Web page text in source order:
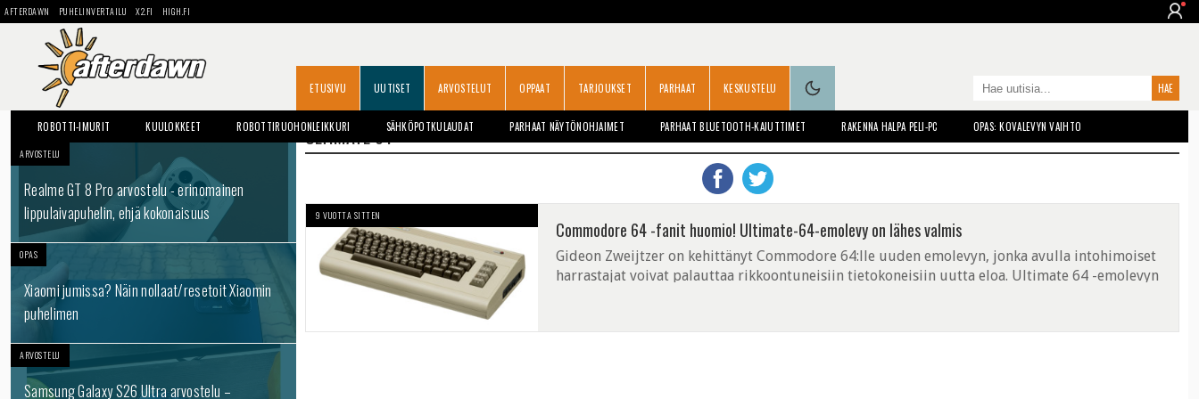
AFTERDAWN PUHELINVERTAILU X2.FI HIGH.FI
ETUSIVU UUTISET ARVOSTELUT OPPAAT TARJOUKSET PARHAAT KESKUSTELU
ROBOTTI-IMURIT KUULOKKEET ROBOTTIRUOHONLEIKKURI SÄHKÖPOTKULAUDAT PARHAAT NÄYTÖNOHJAIMET PARHAAT BLUETOOTH-KAIUTTIMET RAKENNA HALPA PELI-PC OPAS: KOVALEVYN VAIHTO
ARVOSTELU
Realme GT 8 Pro arvostelu - erinomainen
lippulaivapuhelin, ehjä kokonaisuus
OPAS
Xiaomi jumissa? Näin nollaat/resetoit Xiaomin
puhelimen
ARVOSTELU
Samsung Galaxy S26 Ultra arvostelu –
ULTIMATE 64
9 VUOTTA SITTEN
Commodore 64 -fanit huomio! Ultimate-64-emolevy on lähes valmis
Gideon Zweijtzer on kehittänyt Commodore 64:lle uuden emolevyn, jonka avulla intohimoiset
harrastajat voivat palauttaa rikkoontuneisiin tietokoneisiin uutta eloa. Ultimate 64 -emolevyn